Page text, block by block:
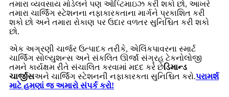
તમારા વ્યવસાય મોડેલને પણ ઑપ્ટિમાઇઝ કરી શકો છો, આખરે
તમારા ચાર્જિંગ સ્ટેશનના નફાકારકતાના માર્ગને પ્રકાશિત કરી
શકો છો અને તમારા રોકાણ પર ઉદાર વળતર સુનિશ્ચિત કરી શકો
છો.
એક અગ્રણી ચાર્જર ઉત્પાદક તરીકે, એલિંકપાવરના સ્માર્ટ
ચાર્જિંગ સોલ્યુશન્સ અને સંકલિત ઊર્જા સંગ્રહ ટેકનોલોજી
તમને કાર્યક્ષમ રીતે સંચાલિત કરવામાં મદદ કરે છેડિમાન્ડ
ચાર્જીસઅને ચાર્જિંગ સ્ટેશનની નફાકારકતા સુનિશ્ચિત કરો.પરામર્શ
માટે હમણાં જ અમારો સંપર્ક કરો!